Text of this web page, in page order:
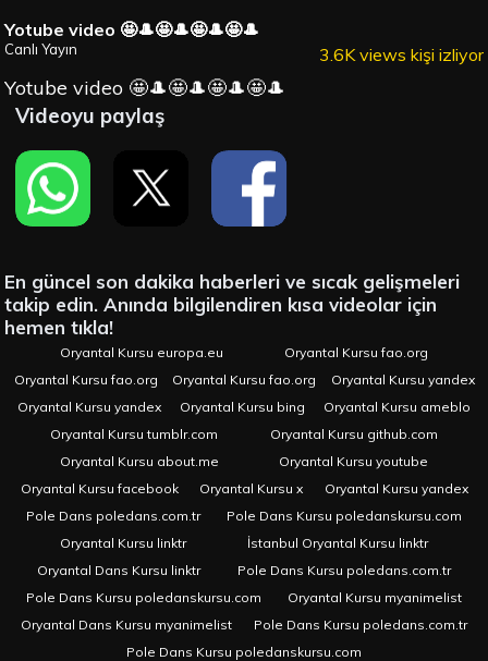
Yotube video 🤩🎩🤩🎩🤩🎩🤩🎩
Canlı Yayın 3.6K views kişi izliyor
Yotube video 🤩🎩🤩🎩🤩🎩🤩🎩
Videoyu paylaş
En güncel son dakika haberleri ve sıcak gelişmeleri
takip edin. Anında bilgilendiren kısa videolar için
hemen tıkla!
Oryantal Kursu europa.eu
Oryantal Kursu fao.org
Oryantal Kursu fao.org
Oryantal Kursu fao.org
Oryantal Kursu yandex
Oryantal Kursu yandex
Oryantal Kursu bing
Oryantal Kursu ameblo
Oryantal Kursu tumblr.com
Oryantal Kursu github.com
Oryantal Kursu about.me
Oryantal Kursu youtube
Oryantal Kursu facebook
Oryantal Kursu x
Oryantal Kursu yandex
Pole Dans poledans.com.tr
Pole Dans Kursu poledanskursu.com
Oryantal Kursu linktr
İstanbul Oryantal Kursu linktr
Oryantal Dans Kursu linktr
Pole Dans Kursu poledans.com.tr
Pole Dans Kursu poledanskursu.com
Oryantal Kursu myanimelist
Oryantal Dans Kursu myanimelist
Pole Dans Kursu poledans.com.tr
Pole Dans Kursu poledanskursu.com